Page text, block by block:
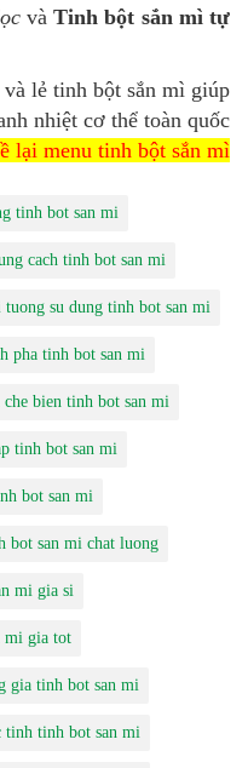
vàTinh bột sắn mì tự
lẻ tinh bột sắn mì giúp
nhiệt cơ thể toàn quốc
lại menu tinh bột sắn mì
tinh bot san mi
cach tinh bot san mi
tuong su dung tinh bot san mi
pha tinh bot san mi
che bien tinh bot san mi
tinh bot san mi
bot san mi
bot san mi chat luong
mi gia si
mi gia tot
gia tinh bot san mi
tinh tinh bot san mi